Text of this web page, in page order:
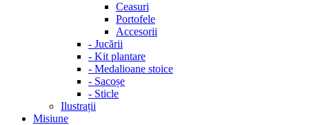
Ceasuri
Portofele
Accesorii
- Jucării
- Kit plantare
- Medalioane stoice
- Sacoșe
- Sticle
Ilustrații
Misiune